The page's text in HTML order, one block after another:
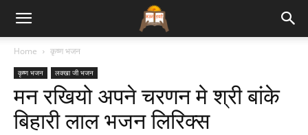
Bhajan
Lyrics
Home कृष्ण भजन
कृष्ण भजन लक्खा जी भजन
मन रखियो अपने चरणन मे श्री बांके
बिहारी लाल भजन लिरिक्स